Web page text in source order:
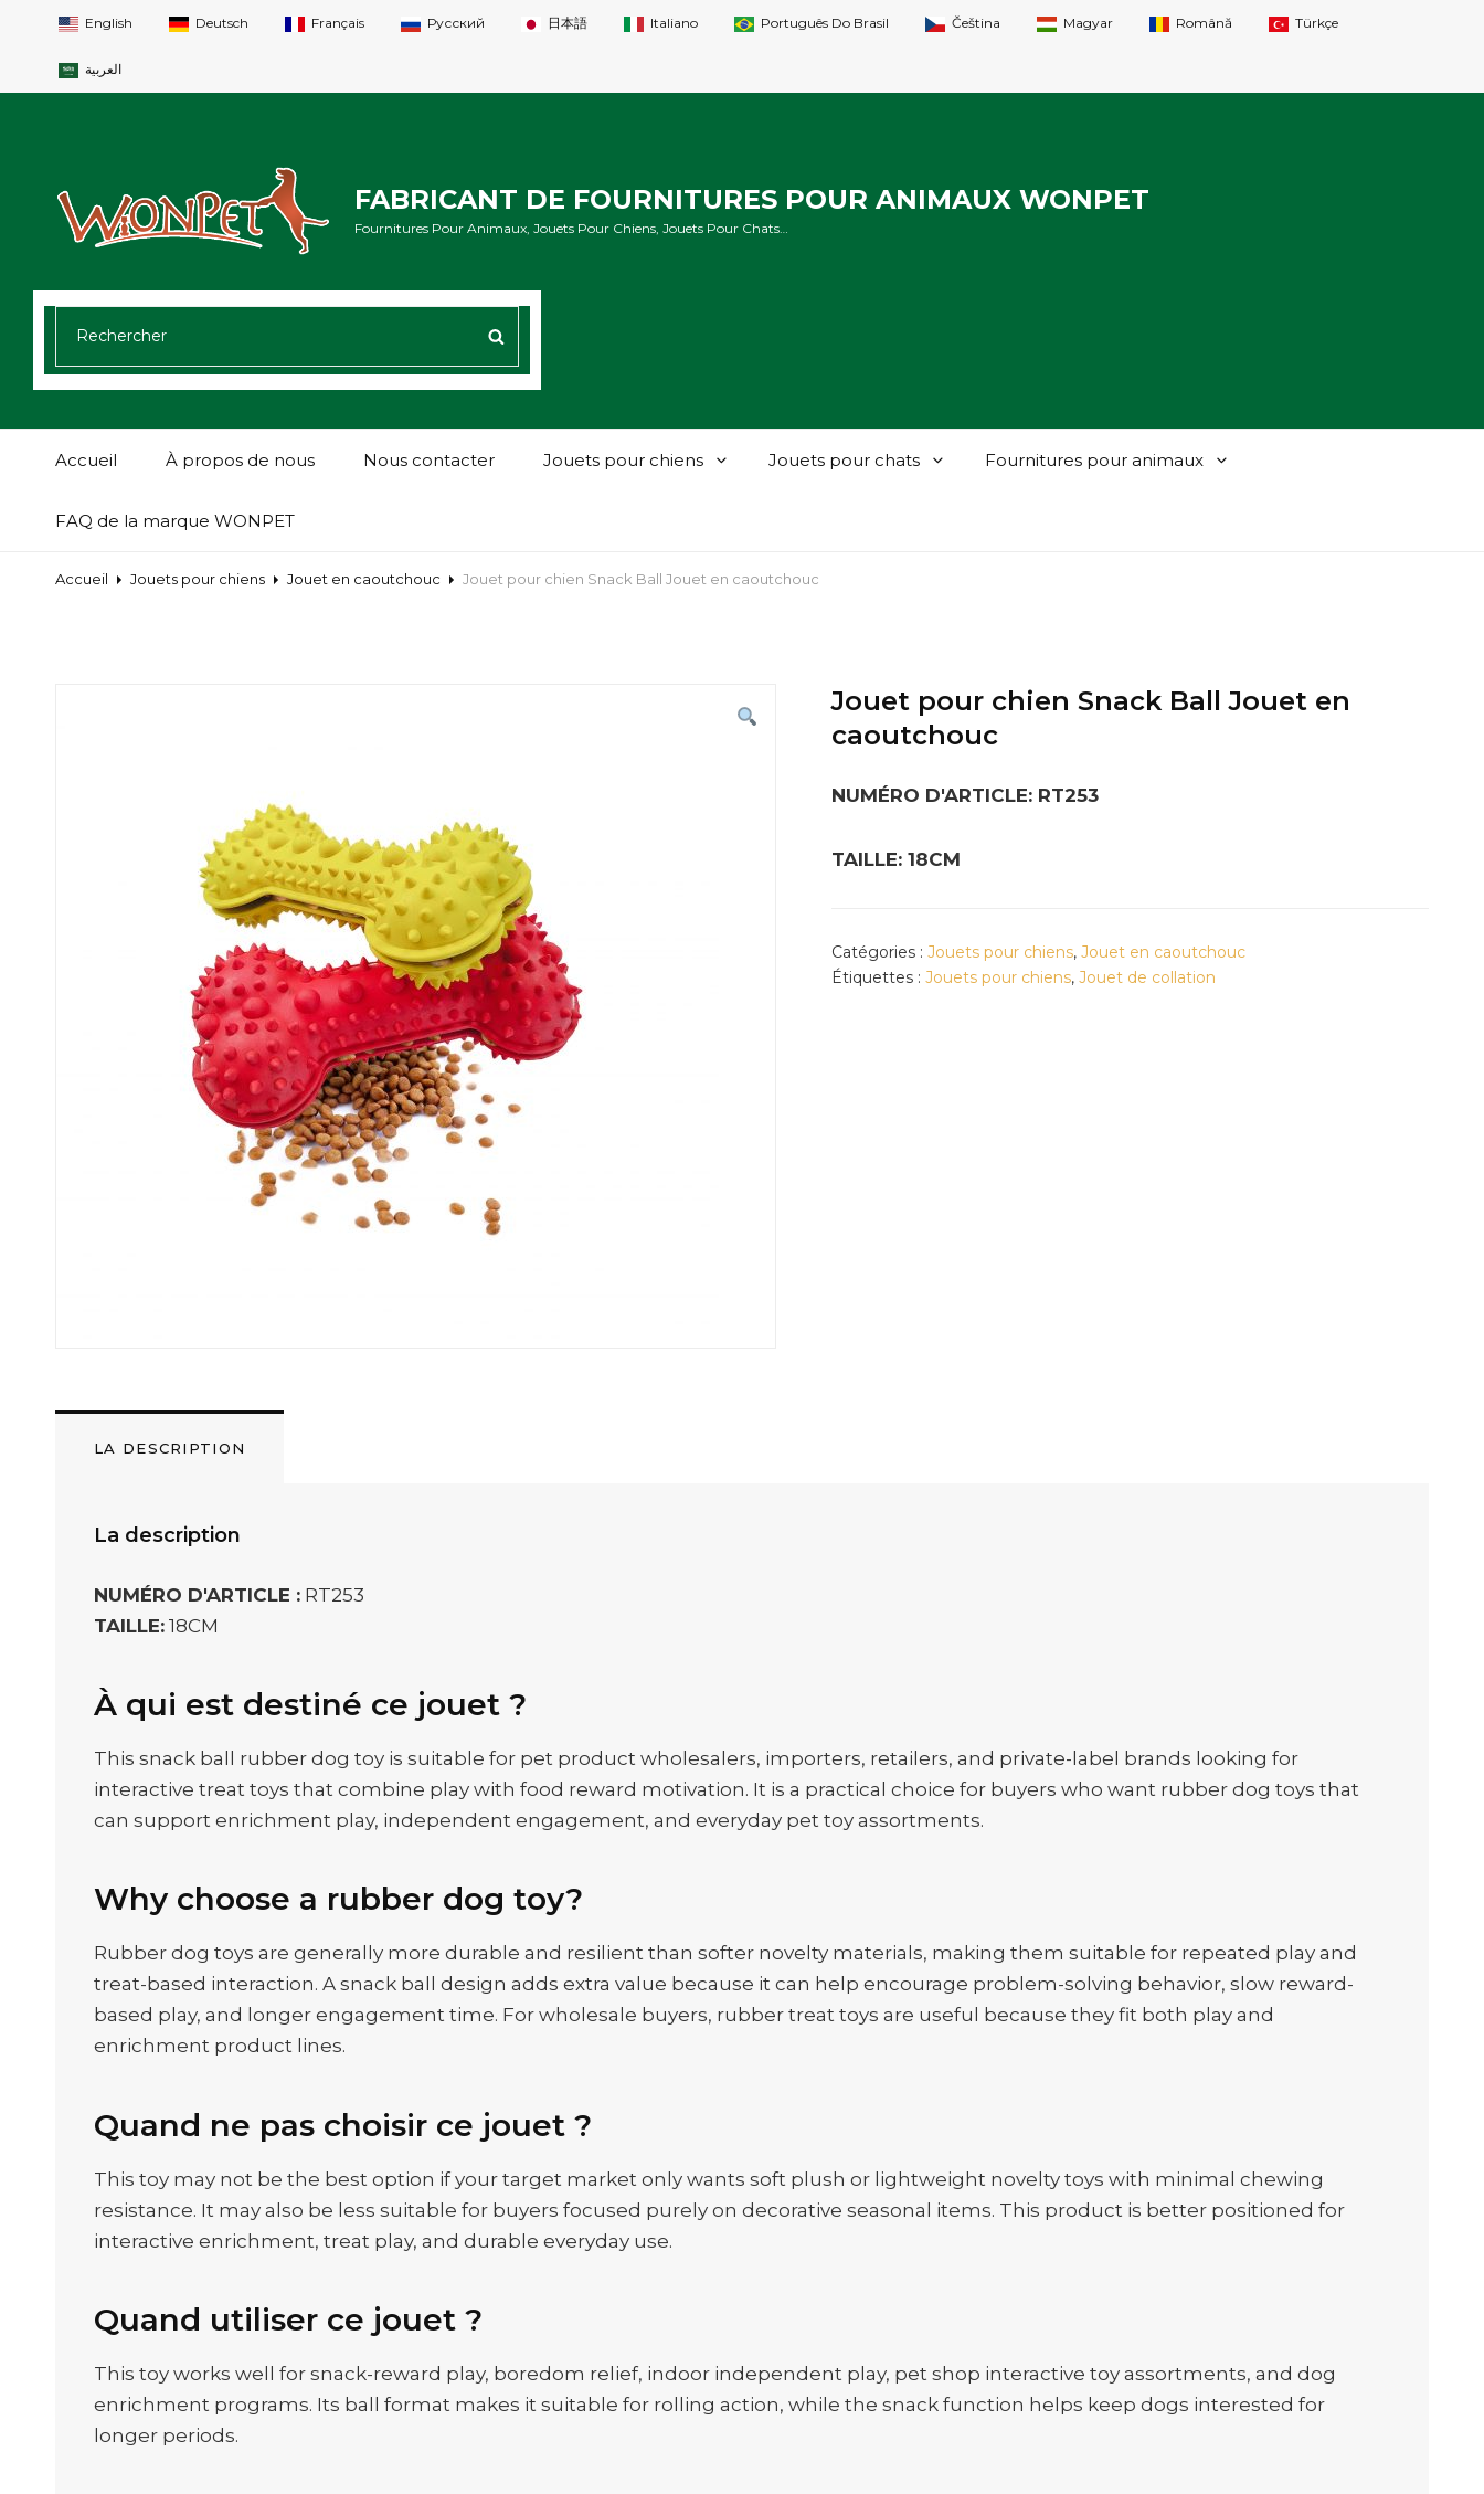
English Deutsch Français Русский 日本語 Italiano Português Do Brasil Čeština Magyar Română Türkçe
العربية
FABRICANT DE FOURNITURES POUR ANIMAUX WONPET
Fournitures Pour Animaux, Jouets Pour Chiens, Jouets Pour Chats…
Accueil À propos de nous Nous contacter Jouets pour chiens Jouets pour chats Fournitures pour animaux
FAQ de la marque WONPET
Accueil Jouets pour chiens Jouet en caoutchouc Jouet pour chien Snack Ball Jouet en caoutchouc
Jouet pour chien Snack Ball Jouet en
caoutchouc
NUMÉRO D'ARTICLE: RT253
TAILLE: 18CM
Catégories :Jouets pour chiens,Jouet en caoutchouc
Étiquettes :Jouets pour chiens,Jouet de collation
LA DESCRIPTION
La description
NUMÉRO D'ARTICLE : RT253
TAILLE: 18CM
À qui est destiné ce jouet ?
This snack ball rubber dog toy is suitable for pet product wholesalers, importers, retailers, and private-label brands looking for
interactive treat toys that combine play with food reward motivation. It is a practical choice for buyers who want rubber dog toys that
can support enrichment play, independent engagement, and everyday pet toy assortments.
Why choose a rubber dog toy?
Rubber dog toys are generally more durable and resilient than softer novelty materials, making them suitable for repeated play and
treat-based interaction. A snack ball design adds extra value because it can help encourage problem-solving behavior, slow reward-
based play, and longer engagement time. For wholesale buyers, rubber treat toys are useful because they fit both play and
enrichment product lines.
Quand ne pas choisir ce jouet ?
This toy may not be the best option if your target market only wants soft plush or lightweight novelty toys with minimal chewing
resistance. It may also be less suitable for buyers focused purely on decorative seasonal items. This product is better positioned for
interactive enrichment, treat play, and durable everyday use.
Quand utiliser ce jouet ?
This toy works well for snack-reward play, boredom relief, indoor independent play, pet shop interactive toy assortments, and dog
enrichment programs. Its ball format makes it suitable for rolling action, while the snack function helps keep dogs interested for
longer periods.